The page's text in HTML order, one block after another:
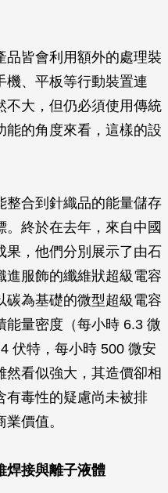
品皆會利用額外的處理裝
機、平板等行動裝置連
不大，但仍必須使用傳統
能的角度來看，這樣的設
整合到針織品的能量儲存
終於在去年，來自中國
果，他們分別展示了由石
進服飾的纖維狀超級電容
碳為基礎的微型超級電容
能量密度（每小時 6.3 微
伏特，每小時 500 微安
看似強大，其造價卻相
有毒性的疑慮尚未被排
價值。
焊接與離子液體